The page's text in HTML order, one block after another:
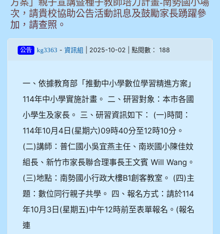
方案」親子宣講暨種子教師培力計畫-南勢國小場
次，請貴校協助公告活動訊息及鼓勵家長踴躍參
加，請查照。
公告 kg3363 - 資訊組 | 2025-10-02 | 點閱數： 188
一、依據教育部「推動中小學數位學習精進方案」
114年中小學實施計畫。 二、研習對象：本市各國
小學生及家長。 三、研習資訊如下： (一)時間：
114年10月4日(星期六)09時40分至12時10分。
(二)講師：普仁國小吳宜燕主任、南崁國小陳佳妏
組長、新竹市家長聯合理事長王文賓 Will Wang。
(三)地點：南勢國小行政大樓B1創客教室。 (四)主
題：數位同行親子共學。 四、報名方式：請於114
年10月3日(星期五)中午12時前至表單報名。(報名
連